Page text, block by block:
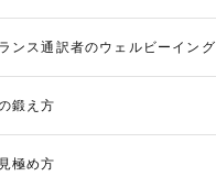
ス通訳者のウェルビーイング
鍛え方
極め方